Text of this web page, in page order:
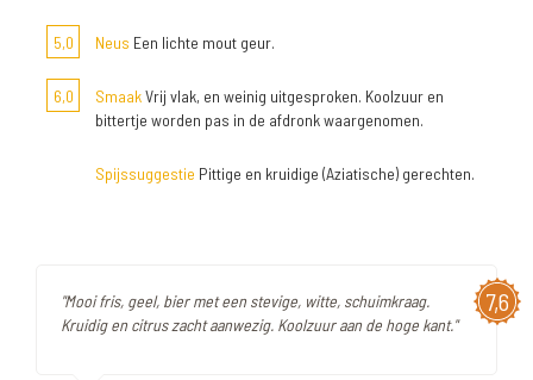
5,0 Neus Een lichte mout geur.
6,0 SmaakVrij vlak, en weinig uitgesproken. Koolzuur en
bittertje worden pas in de afdronk waargenomen.
Spijssuggestie Pittige en kruidige (Aziatische) gerechten.
7,6
"Mooi fris, geel, bier met een stevige, witte, schuimkraag.
Kruidig en citrus zacht aanwezig. Koolzuur aan de hoge kant."